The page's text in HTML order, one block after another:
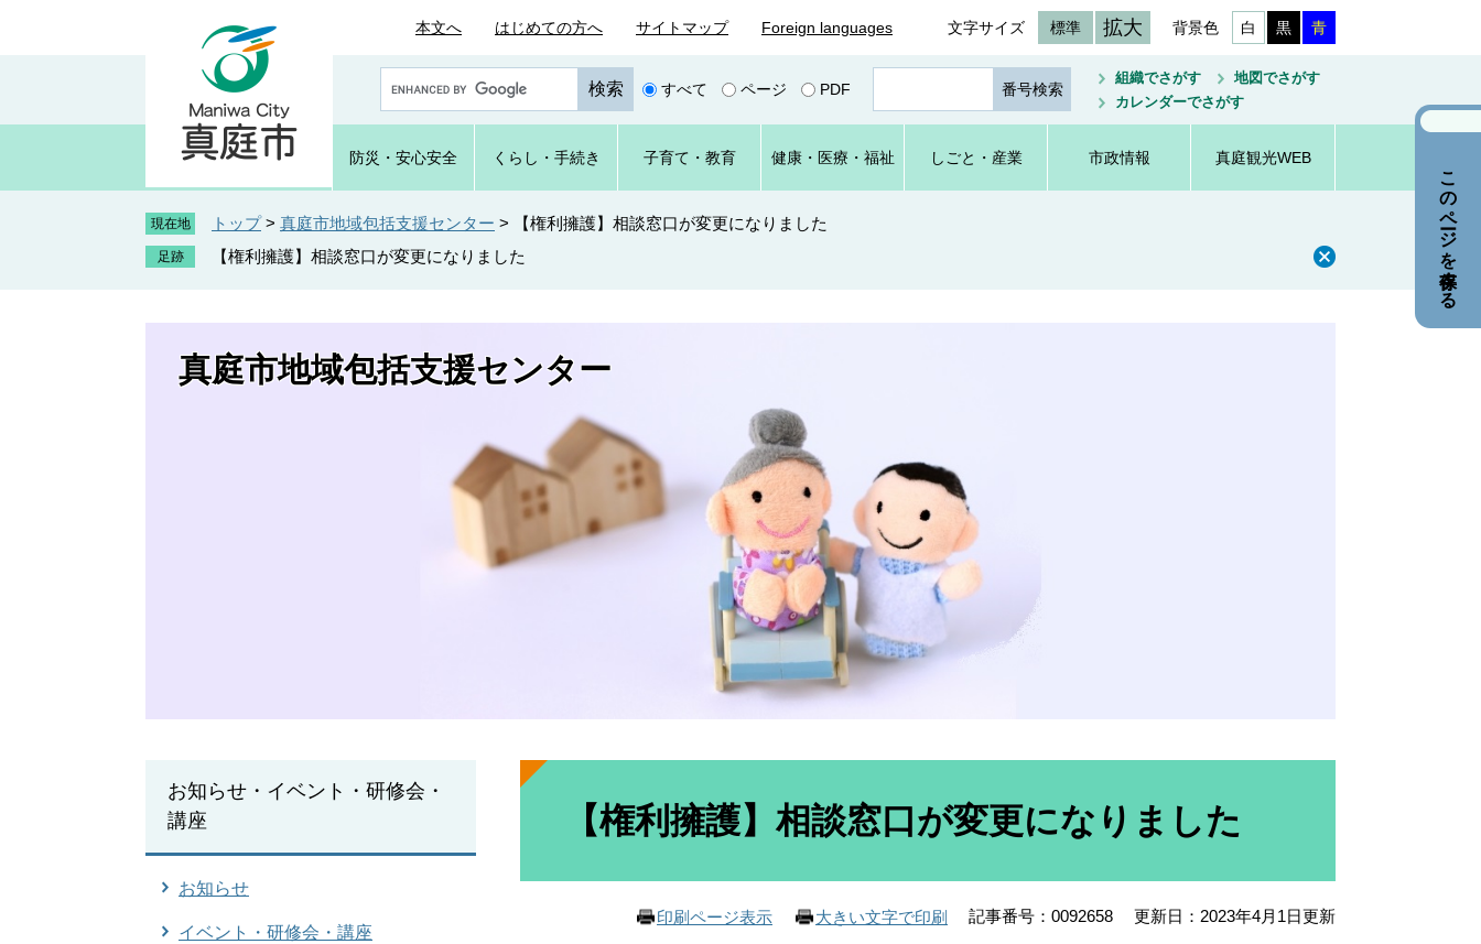
本文へ はじめての方へ サイトマップ Foreign languages 文字サイズ 標準 拡大 背景色 白 黒 青
o
e
カ
タ
すべて ページ PDF
ジ
番
号
を
組織でさがす
地図でさがす
カレンダーでさがす
防災・ 安心安全 くらし ・手続き 子育て ・教育 健康・ 医療・ 福祉 しごと ・産業 市政情報 真庭観光WEB
現在地 トップ > 真庭市地域包括支援センター >
【権利擁護】相談窓口が変更になりました
【権利擁護】相談窓口が変更になりました
真庭市地域包括支援センター
本
【権利擁護】相談窓口が変更になりました
印刷ページ表示 大きい文字で印刷 記事番号：0092658 更新日：2023年4月1日更新
お知らせ・イベント・研修会・
講座
お知らせ
イベント・研修会・講座
このページを保存する